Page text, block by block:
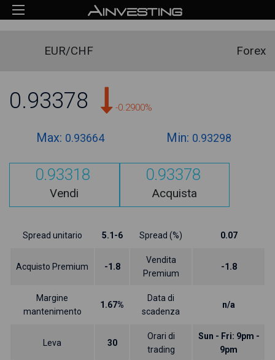
EUR/CHF Forex
0.93378 -0.2900%
Max: 0.93664 Min: 0.93298
0.93318
Vendi
0.93378
Acquista
Spread unitario 5.1-6 Spread (%) 0.07
Acquisto Premium -1.8
Vendita
Premium
-1.8
Margine
mantenimento
1.67%
Data di
scadenza
n/a
Leva 30
Orari di
trading
Sun - Fri: 9pm -
9pm